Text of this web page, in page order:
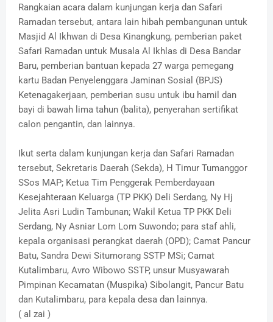
Rangkaian acara dalam kunjungan kerja dan Safari
Ramadan tersebut, antara lain hibah pembangunan untuk
Masjid Al Ikhwan di Desa Kinangkung, pemberian paket
Safari Ramadan untuk Musala Al Ikhlas di Desa Bandar
Baru, pemberian bantuan kepada 27 warga pemegang
kartu Badan Penyelenggara Jaminan Sosial (BPJS)
Ketenagakerjaan, pemberian susu untuk ibu hamil dan
bayi di bawah lima tahun (balita), penyerahan sertifikat
calon pengantin, dan lainnya.
Ikut serta dalam kunjungan kerja dan Safari Ramadan
tersebut, Sekretaris Daerah (Sekda), H Timur Tumanggor
SSos MAP; Ketua Tim Penggerak Pemberdayaan
Kesejahteraan Keluarga (TP PKK) Deli Serdang, Ny Hj
Jelita Asri Ludin Tambunan; Wakil Ketua TP PKK Deli
Serdang, Ny Asniar Lom Lom Suwondo; para staf ahli,
kepala organisasi perangkat daerah (OPD); Camat Pancur
Batu, Sandra Dewi Situmorang SSTP MSi; Camat
Kutalimbaru, Avro Wibowo SSTP, unsur Musyawarah
Pimpinan Kecamatan (Muspika) Sibolangit, Pancur Batu
dan Kutalimbaru, para kepala desa dan lainnya.
( al zai )